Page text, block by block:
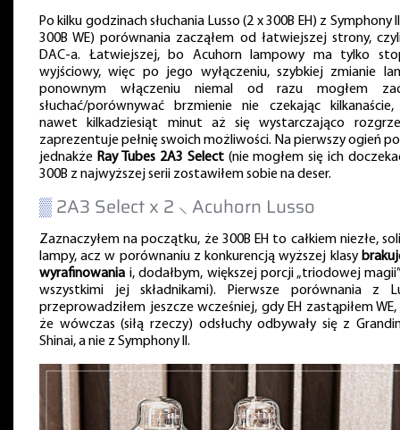
Po kilku godzinach słuchania Lusso (2 x 300B EH) z Symphony
300B WE) porównania zacząłem od łatwiejszej strony,
DAC-a. Łatwiejszej, bo Acuhorn lampowy ma tylko
wyjściowy, więc po jego wyłączeniu, szybkiej zmianie
ponownym włączeniu niemal od razu mogłem
słuchać/porównywać brzmienie nie czekając
nawet kilkadziesiąt minut aż się wystarczająco
zaprezentuje pełnię swoich możliwości. Na pierwszy ogień
jednakże Ray Tubes 2A3 Select(nie mogłem się ich
300B z najwyższej serii zostawiłem sobie na deser.
▒2A3 Select x 2 ⸜ Acuhorn Lusso
Zaznaczyłem na początku, że 300B EH to całkiem niezłe,
lampy, acz w porównaniu z konkurencją wyższej klasy
wyrafinowania i, dodałbym, większej porcji „triodowej
wszystkimi jej składnikami). Pierwsze porównania z
przeprowadziłem jeszcze wcześniej, gdy EH zastąpiłem
że wówczas (siłą rzeczy) odsłuchy odbywały się z
Shinai, a nie z Symphony II.